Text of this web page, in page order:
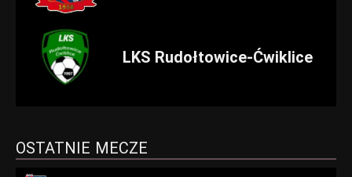
LKS Rudołtowice-Ćwiklice
OSTATNIE MECZE